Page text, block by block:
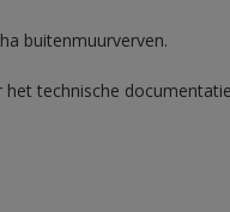
buitenmuurverven.
technische